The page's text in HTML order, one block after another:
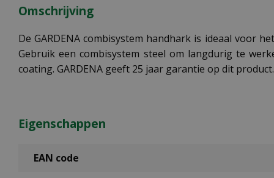
Omschrijving
De GARDENA combisystem handhark is ideaal voor
Gebruik een combisystem steel om langdurig te
coating. GARDENA geeft 25 jaar garantie op dit product.
Eigenschappen
EAN code